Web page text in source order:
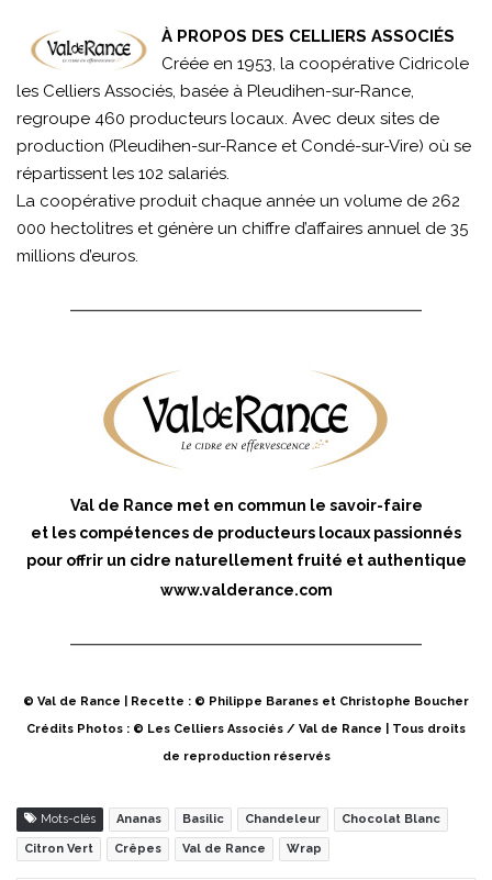
À PROPOS DES CELLIERS ASSOCIÉS
Créée en 1953, la coopérative Cidricole
les Celliers Associés, basée à Pleudihen-sur-Rance,
regroupe 460 producteurs locaux. Avec deux sites de
production (Pleudihen-sur-Rance et Condé-sur-Vire) où se
répartissent les 102 salariés.
La coopérative produit chaque année un volume de 262
000 hectolitres et génère un chiffre d’affaires annuel de 35
millions d’euros.
Val de Rance met en commun le savoir-faire
et les compétences de producteurs locaux passionnés
pour offrir un cidre naturellement fruité et authentique
www.valderance.com
© Val de Rance | Recette : © Philippe Baranes et Christophe Boucher
Crédits Photos : © Les Celliers Associés / Val de Rance | Tous droits
de reproduction réservés
Mots-clés Ananas Basilic Chandeleur Chocolat Blanc
Citron Vert Crêpes Val de Rance Wrap